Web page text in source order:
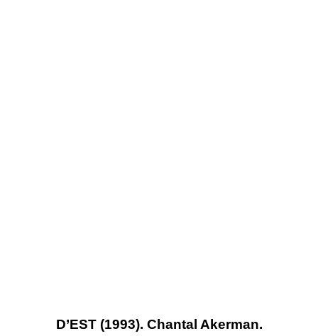
D’EST (1993). Chantal Akerman.